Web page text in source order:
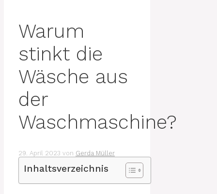
Warum
stinkt die
Wäsche aus
der
Waschmaschine?
29. April 2023 von Gerda Müller
Inhaltsverzeichnis